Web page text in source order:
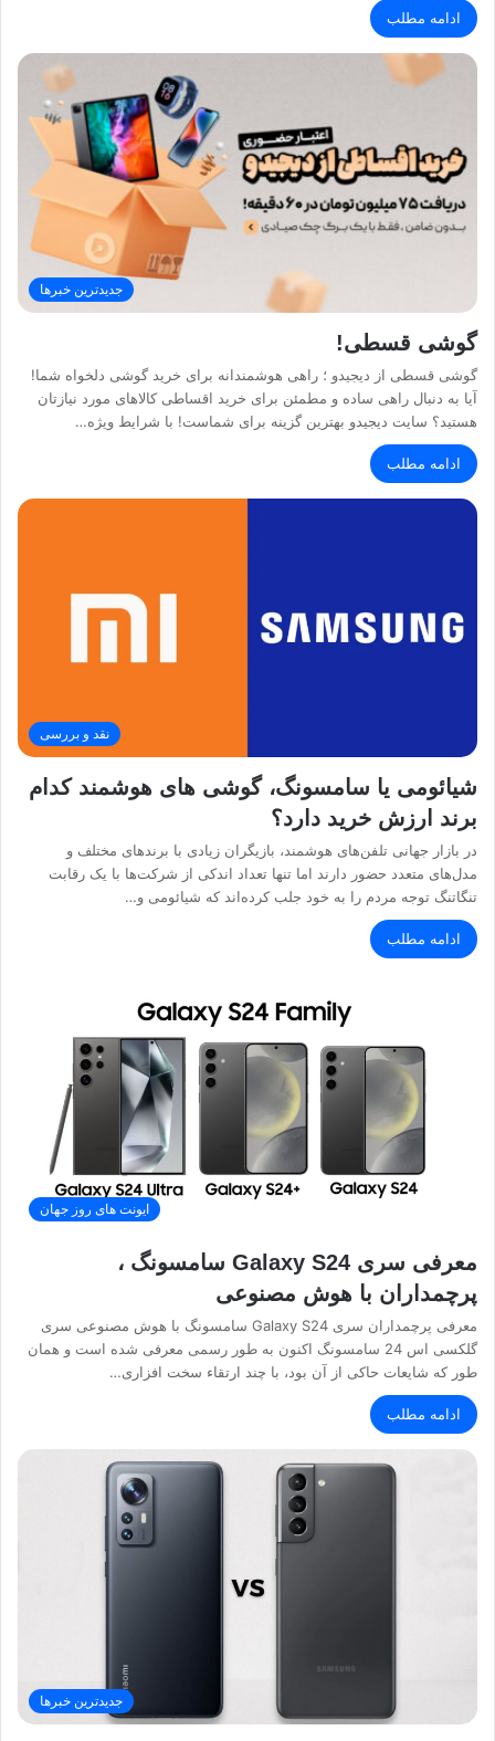
ادامه مطلب
جدیدترین خبرها
گوشی قسطی!
گوشی قسطی از دیجیدو ؛ راهی هوشمندانه برای خرید گوشی دلخواه شما!
آیا به دنبال راهی ساده و مطمئن برای خرید اقساطی کالاهای مورد نیازتان
هستید؟ سایت دیجیدو بهترین گزینه برای شماست! با شرایط ویژه…
ادامه مطلب
نقد و بررسی
شیائومی یا سامسونگ، گوشی های هوشمند کدام
برند ارزش خرید دارد؟
در بازار جهانی تلفن‌های هوشمند، بازیگران زیادی با برندهای مختلف و
مدل‌های متعدد حضور دارند اما تنها تعداد اندکی از شرکت‌ها با یک رقابت
تنگاتنگ توجه مردم را به خود جلب کرده‌اند که شیائومی و…
ادامه مطلب
ایونت های روز جهان
معرفی سری Galaxy S24 سامسونگ ،
پرچمداران با هوش مصنوعی
معرفی پرچمداران سری Galaxy S24 سامسونگ با هوش مصنوعی سری
گلکسی اس 24 سامسونگ اکنون به طور رسمی معرفی شده است و همان
طور که شایعات حاکی از آن بود، با چند ارتقاء سخت افزاری…
ادامه مطلب
جدیدترین خبرها